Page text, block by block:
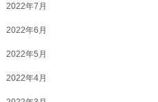
2022年7月
2022年6月
2022年5月
2022年4月